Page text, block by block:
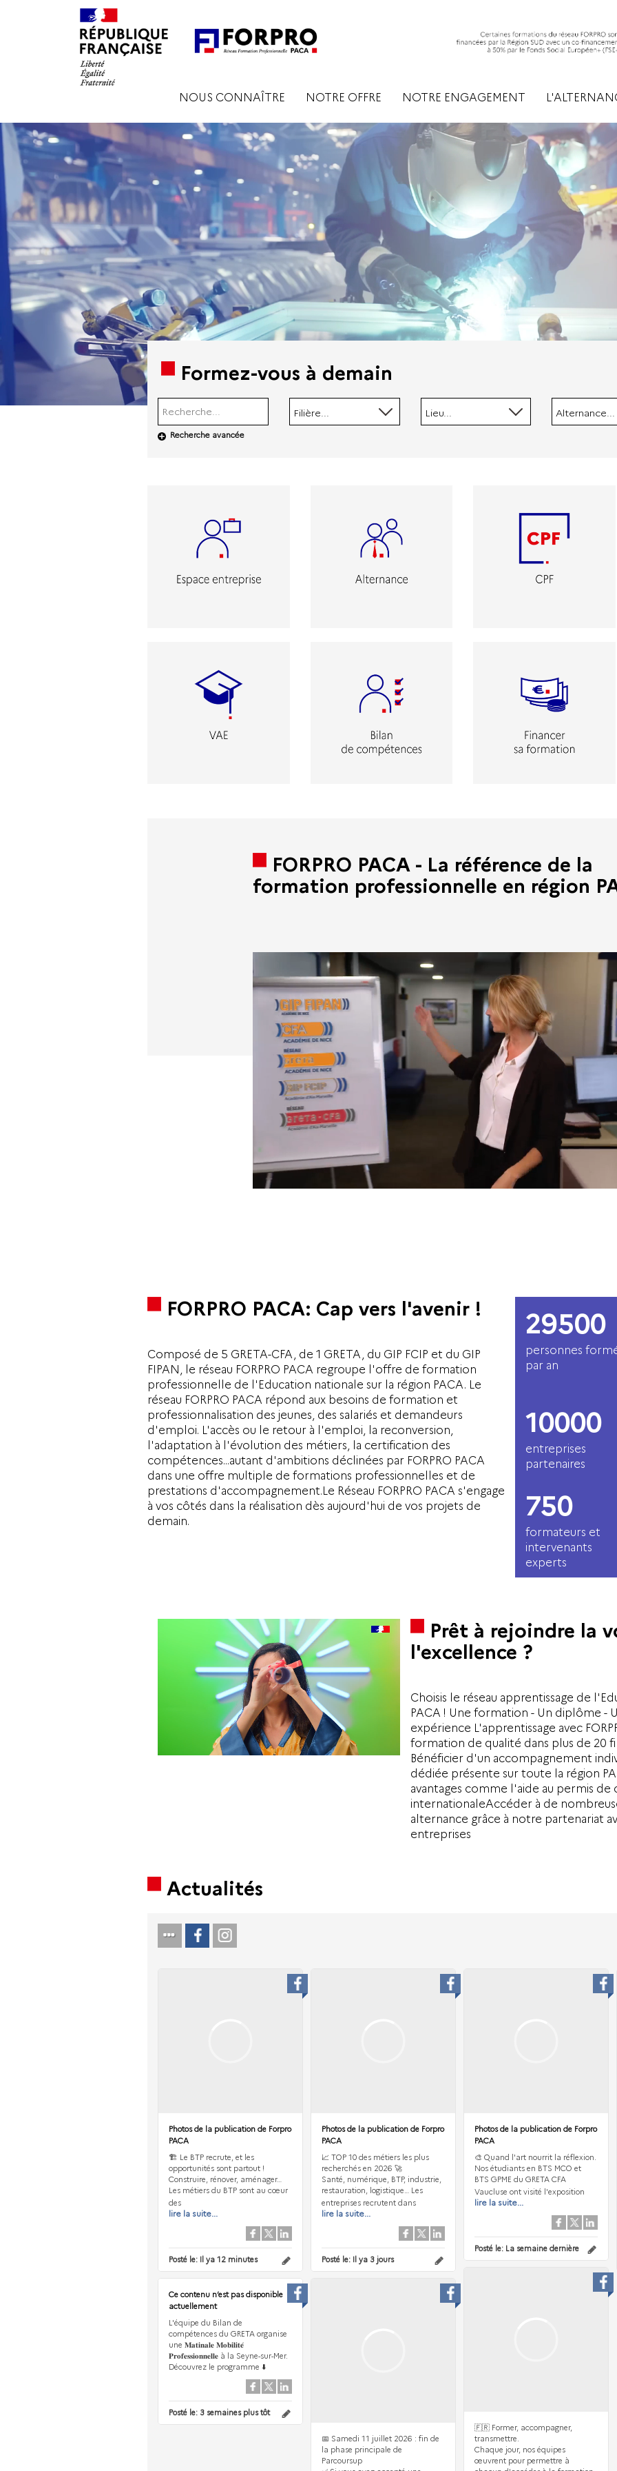
NOUS CONNAÎTRE NOTRE OFFRE NOTRE ENGAGEMENT
Formez-vous à demain
Filière... Lieu... Alternance...
Recherche avancée
FORPRO PACA - La référence de la
formation professionnelle en région
FORPRO PACA: Cap vers l'avenir !
Composé de 5 GRETA-CFA, de 1 GRETA, du GIP FCIP et du GIP
FIPAN, le réseau FORPRO PACA regroupe l'offre de formation
professionnelle de l'Education nationale sur la région PACA. Le
réseau FORPRO PACA répond aux besoins de formation et
professionnalisation des jeunes, des salariés et demandeurs
d'emploi. L'accès ou le retour à l'emploi, la reconversion,
l'adaptation à l'évolution des métiers, la certification des
compétences...autant d'ambitions déclinées par FORPRO PACA
dans une offre multiple de formations professionnelles et de
prestations d'accompagnement.Le Réseau FORPRO PACA s'engage
à vos côtés dans la réalisation dès aujourd'hui de vos projets de
demain.
29500
personnes
par an
10000
entreprises
partenaires
750
formateurs et
intervenants
experts
Prêt à rejoindre la
l'excellence ?
Choisis le réseau apprentissage de
PACA ! Une formation - Un diplôme -
expérience L'apprentissage avec
formation de qualité dans plus de 20
Bénéficier d'un accompagnement
dédiée présente sur toute la région
avantages comme l'aide au permis
internationaleAccéder à de
alternance grâce à notre partenariat
entreprises
Actualités
Photos de la publication de Forpro
PACA
🏗 Le BTP recrute, et les
opportunités sont partout !
Construire, rénover, aménager…
Les métiers du BTP sont au cœur
des
lire la suite...
Posté le: Il ya 12 minutes
Photos de la publication de Forpro
PACA
📈 TOP 10 des métiers les plus
recherchés en 2026 🚀
Santé, numérique, BTP, industrie,
restauration, logistique… Les
entreprises recrutent dans
lire la suite...
Posté le: Il ya 3 jours
Photos de la publication de Forpro
PACA
🎨 Quand l'art nourrit la réflexion.
Nos étudiants en BTS MCO et
BTS GPME du GRETA CFA
Vaucluse ont visité l'exposition
lire la suite...
Posté le: La semaine dernière
🇫🇷 Former, accompagner,
transmettre.
Chaque jour, nos équipes
œuvrent pour permettre à
Ce contenu n’est pas disponible
actuellement
L'équipe du Bilan de
compétences du GRETA organise
une 𝐌𝐚𝐭𝐢𝐧𝐚𝐥𝐞 𝐌𝐨𝐛𝐢𝐥𝐢𝐭𝐞́
𝐏𝐫𝐨𝐟𝐞𝐬𝐬𝐢𝐨𝐧𝐧𝐞𝐥𝐥𝐞 à la Seyne-sur-Mer.
Découvrez le programme ⬇️
Posté le: 3 semaines plus tôt
📅 Samedi 11 juillet 2026 : fin de
la phase principale de
Parcoursup